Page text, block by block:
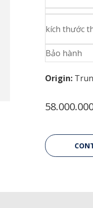
kích thước
Bảo hành
Origin: